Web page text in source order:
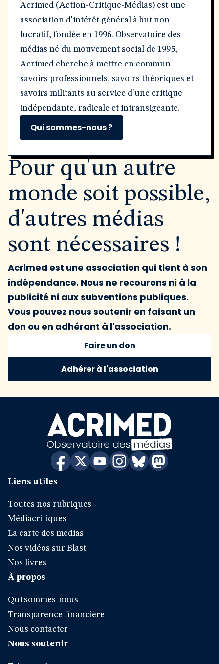
Acrimed (Action-Critique-Médias) est une
association d'intérêt général à but non
lucratif, fondée en 1996. Observatoire des
médias né du mouvement social de 1995,
Acrimed cherche à mettre en commun
savoirs professionnels, savoirs théoriques et
savoirs militants au service d'une critique
indépendante, radicale et intransigeante.
Qui sommes-nous ?
Pour qu'un autre
monde soit possible,
d'autres médias
sont nécessaires !
Acrimed est une association qui tient à son
indépendance. Nous ne recourons ni à la
publicité ni aux subventions publiques.
Vous pouvez nous soutenir en faisant un
don ou en adhérant à l'association.
Faire un don
Adhérer à l'association
Liens utiles
Toutes nos rubriques
Médiacritiques
La carte des médias
Nos vidéos sur Blast
Nos livres
À propos
Qui sommes-nous
Transparence financière
Nous contacter
Nous soutenir